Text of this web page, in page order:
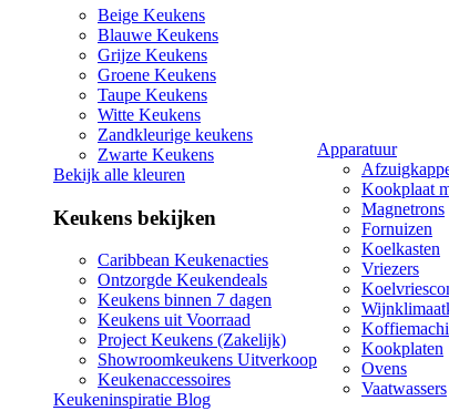
Beige Keukens
Blauwe Keukens
Grijze Keukens
Groene Keukens
Taupe Keukens
Witte Keukens
Zandkleurige keukens
Zwarte Keukens
Bekijk alle kleuren
Keukens bekijken
Caribbean Keukenacties
Ontzorgde Keukendeals
Keukens binnen 7 dagen
Keukens uit Voorraad
Project Keukens (Zakelijk)
Showroomkeukens Uitverkoop
Keukenaccessoires
Keukeninspiratie Blog
Apparatuur
Kookplaat
Magnetrons
Fornuizen
Koelkasten
Vriezers
Kookplaten
Ovens
Vaatwassers